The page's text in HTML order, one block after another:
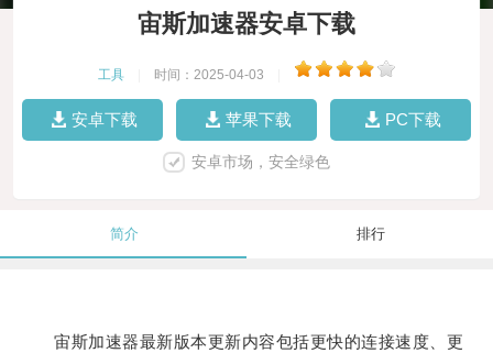
宙斯加速器安卓下载
工具 时间：2025-04-03
安卓下载 苹果下载 PC下载
安卓市场，安全绿色
简介 排行
宙斯加速器最新版本更新内容包括更快的连接速度、更